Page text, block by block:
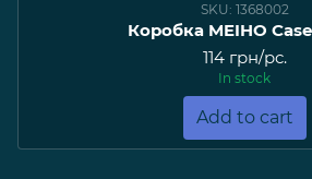
SKU: 1368002
Коробка MEIHO Case
114 грн/pc.
In stock
Add to cart